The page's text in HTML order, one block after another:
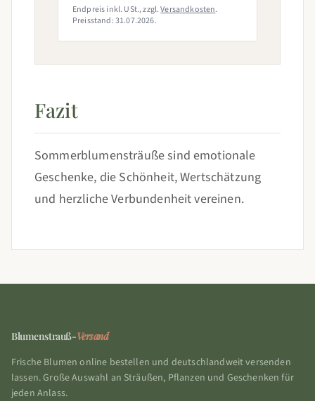
Endpreis inkl. USt., zzgl.Versandkosten.
Preisstand: 31.07.2026.
Fazit
Sommerblumensträuße sind emotionale
Geschenke, die Schönheit, Wertschätzung
und herzliche Verbundenheit vereinen.
Blumenstrauß-Versand
Frische Blumen online bestellen und deutschlandweit versenden
lassen. Große Auswahl an Sträußen, Pflanzen und Geschenken für
jeden Anlass.